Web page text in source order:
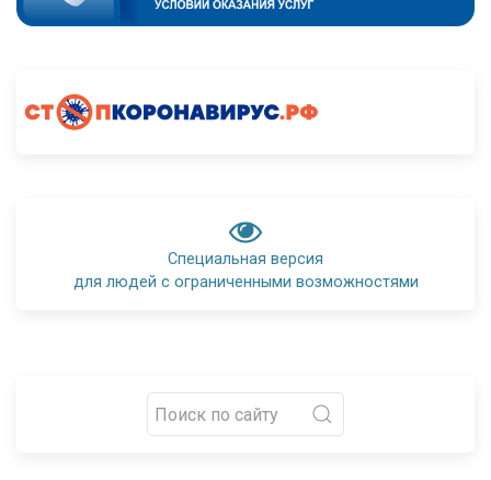
Специальная версия
для людей с ограниченными возможностями